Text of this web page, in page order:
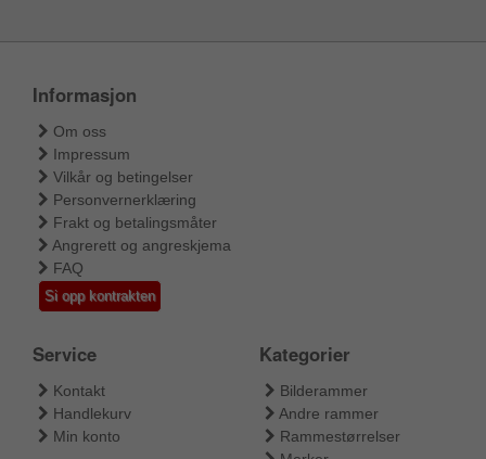
Informasjon
Om oss
Impressum
Vilkår og betingelser
Personvernerklæring
Frakt og betalingsmåter
Angrerett og angreskjema
FAQ
Si opp kontrakten
Service
Kontakt
Handlekurv
Min konto
Kategorier
Bilderammer
Andre rammer
Rammestørrelser